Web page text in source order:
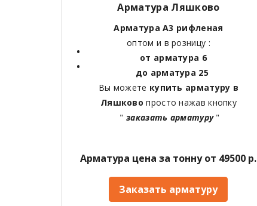
Арматура Ляшково
Арматура А3 рифленая
оптом и в розницу :
от арматура 6
до арматура 25
Вы можете купить арматуру в
Ляшковопросто нажав кнопку
"заказать арматуру"
Арматура цена за тонну от 49500 р.
Заказать арматуру